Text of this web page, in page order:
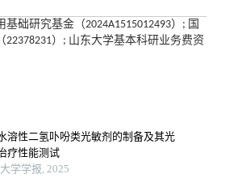
础研究基金（2024A1515012493）; 国
22378231）; 山东大学基本科研业务费资